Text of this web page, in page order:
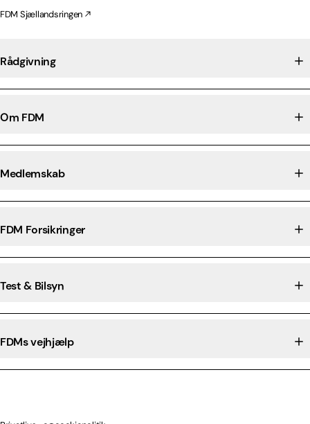
FDM Sjællandsringen
Rådgivning
Om FDM
Medlemskab
FDM Forsikringer
Test & Bilsyn
FDMs vejhjælp